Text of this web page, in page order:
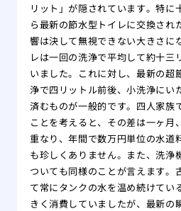
リット」が隠されています。特に
ら最新の節水型トイレに交換され
響は決して無視できない大きさに
レは一回の洗浄で平均して約十三
いました。これに対し、最新の超
浄で四リットル前後、小洗浄にい
済むものが一般的です。四人家族
ことを考えると、その差は一ヶ月
重なり、年間で数万円単位の水道
も珍しくありません。また、洗浄
ついても同様のことが言えます。
て常にタンクの水を温め続けてい
きく消費していましたが、最新の